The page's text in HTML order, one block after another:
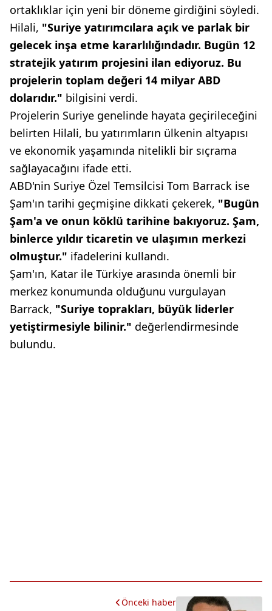
ortaklıklar için yeni bir döneme girdiğini söyledi.
Hilali, "Suriye yatırımcılara açık ve parlak bir
gelecek inşa etme kararlılığındadır. Bugün 12
stratejik yatırım projesini ilan ediyoruz. Bu
projelerin toplam değeri 14 milyar ABD
dolarıdır." bilgisini verdi.
Projelerin Suriye genelinde hayata geçirileceğini
belirten Hilali, bu yatırımların ülkenin altyapısı
ve ekonomik yaşamında nitelikli bir sıçrama
sağlayacağını ifade etti.
ABD'nin Suriye Özel Temsilcisi Tom Barrack ise
Şam'ın tarihi geçmişine dikkati çekerek, "Bugün
Şam'a ve onun köklü tarihine bakıyoruz. Şam,
binlerce yıldır ticaretin ve ulaşımın merkezi
olmuştur." ifadelerini kullandı.
Şam'ın, Katar ile Türkiye arasında önemli bir
merkez konumunda olduğunu vurgulayan
Barrack, "Suriye toprakları, büyük liderler
yetiştirmesiyle bilinir." değerlendirmesinde
bulundu.
Önceki haber